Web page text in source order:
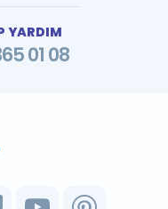
YARDIM
01 08